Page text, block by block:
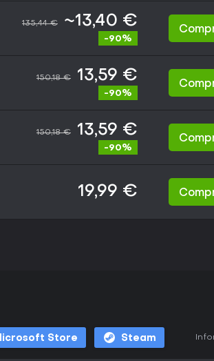
135,44 € ~13,40 €
-90%
150,18 € 13,59 €
-90%
150,18 € 13,59 €
-90%
19,99 €
Store Steam